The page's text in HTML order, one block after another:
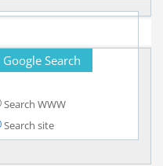
Search WWW
Search site